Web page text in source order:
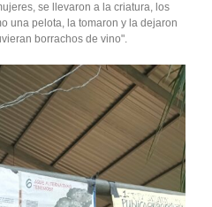
se llevaron a la criatura, los
una pelota, la tomaron y la dejaron
borrachos de vino".